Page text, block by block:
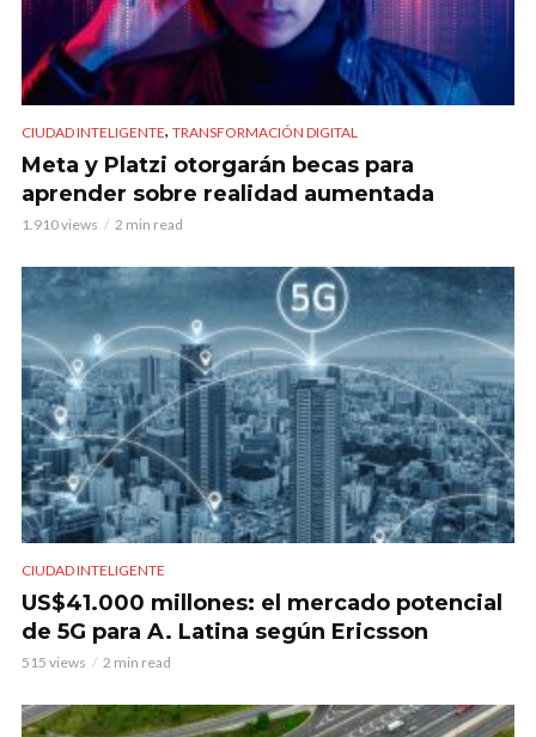
CIUDAD INTELIGENTE, TRANSFORMACIÓN DIGITAL
Meta y Platzi otorgarán becas para
aprender sobre realidad aumentada
1.910 views 2 min read
CIUDAD INTELIGENTE
US$41.000 millones: el mercado potencial
de 5G para A. Latina según Ericsson
515 views 2 min read